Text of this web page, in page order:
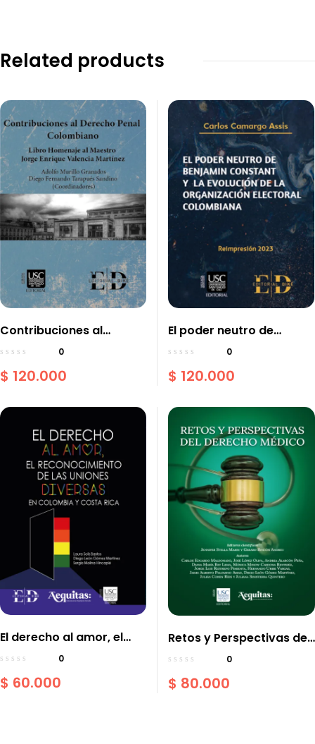
Related products
Contribuciones al
Derecho Penal
Homenaje al Maestro
Martínez
0
$ 120.000
El poder neutro de
Benjamin Constant y la
organización electoral
0
$ 120.000
El derecho al amor, el
reconocimiento de las
Colombia y Costa Rica
0
$ 60.000
Retos y Perspectivas del
Derecho Médico
0
$ 80.000